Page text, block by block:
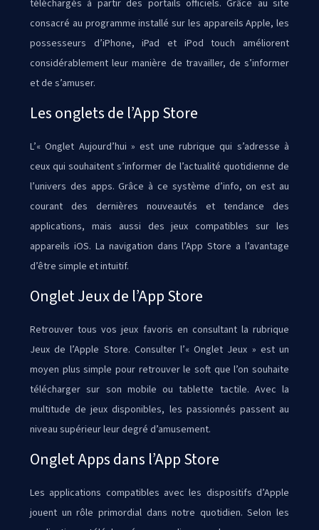
téléchargés à partir des portails officiels. Grâce au site
consacré au programme installé sur les appareils Apple, les
possesseurs d’iPhone, iPad et iPod touch améliorent
considérablement leur manière de travailler, de s’informer
et de s’amuser.
Les onglets de l’App Store
L’« Onglet Aujourd’hui » est une rubrique qui s’adresse à
ceux qui souhaitent s’informer de l’actualité quotidienne de
l’univers des apps. Grâce à ce système d’info, on est au
courant des dernières nouveautés et tendance des
applications, mais aussi des jeux compatibles sur les
appareils iOS. La navigation dans l’App Store a l’avantage
d’être simple et intuitif.
Onglet Jeux de l’App Store
Retrouver tous vos jeux favoris en consultant la rubrique
Jeux de l’Apple Store. Consulter l’« Onglet Jeux » est un
moyen plus simple pour retrouver le soft que l’on souhaite
télécharger sur son mobile ou tablette tactile. Avec la
multitude de jeux disponibles, les passionnés passent au
niveau supérieur leur degré d’amusement.
Onglet Apps dans l’App Store
Les applications compatibles avec les dispositifs d’Apple
jouent un rôle primordial dans notre quotidien. Selon les